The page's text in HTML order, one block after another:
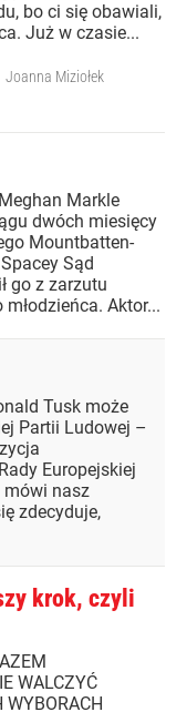
bo ci się obawiali,
Już w czasie...
Joanna Miziołek
Markle
dwóch miesięcy
Mountbatten-
Sąd
go z zarzutu
Aktor...
Tusk może
Partii Ludowej –
Europejskiej
mówi nasz
zdecyduje,
krok, czyli
WALCZYĆ
WYBORACH